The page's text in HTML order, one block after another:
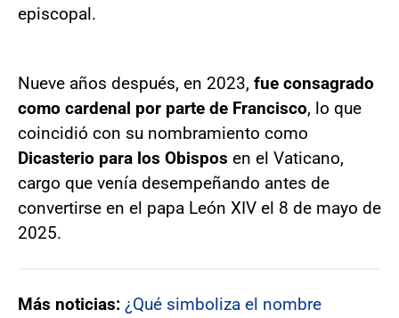
episcopal.
Nueve años después, en 2023, fue consagrado
como cardenal por parte de Francisco, lo que
coincidió con su nombramiento como
Dicasterio para los Obispos en el Vaticano,
cargo que venía desempeñando antes de
convertirse en el papa León XIV el 8 de mayo de
2025.
Más noticias: ¿Qué simboliza el nombre